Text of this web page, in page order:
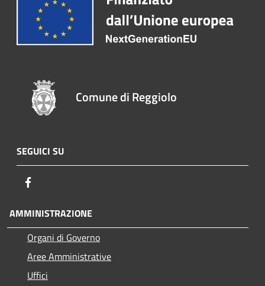
Comune di Reggiolo
SEGUICI SU
AMMINISTRAZIONE
Organi di Governo
Aree Amministrative
Uffici